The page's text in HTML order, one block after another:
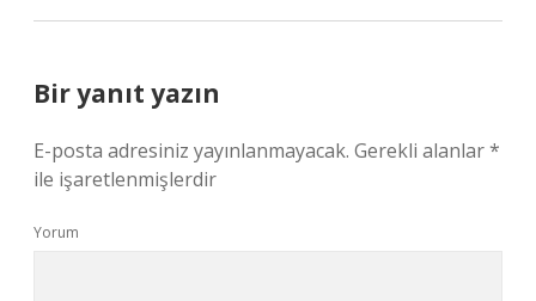
Bir yanıt yazın
E-posta adresiniz yayınlanmayacak. Gerekli alanlar*
ile işaretlenmişlerdir
Yorum